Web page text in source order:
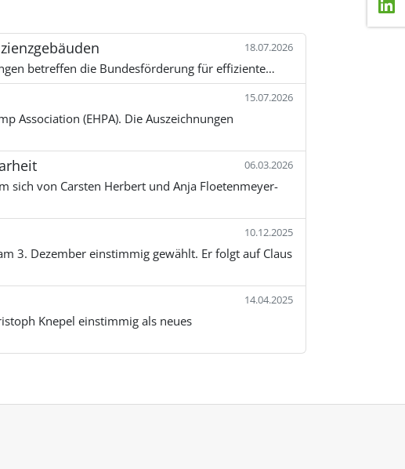
18.07.2026
betreffen die Bundesförderung für effiziente…
15.07.2026
Association (EHPA). Die Auszeichnungen
06.03.2026
sich von Carsten Herbert und Anja Floetenmeyer-
10.12.2025
3. Dezember einstimmig gewählt. Er folgt auf Claus
14.04.2025
Knepel einstimmig als neues